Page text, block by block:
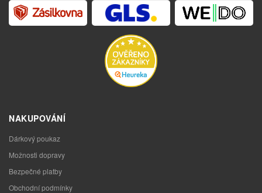
NAKUPOVÁNÍ
Dárkový poukaz
Možnosti dopravy
Bezpečné platby
Obchodní podmínky